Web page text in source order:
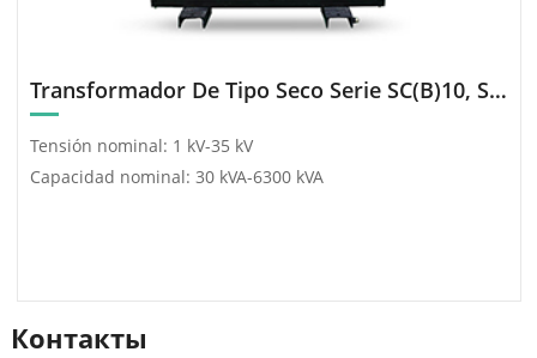
Transformador De Tipo Seco Serie SC(B)10, SC(B)11-30~4000/10
Контакты